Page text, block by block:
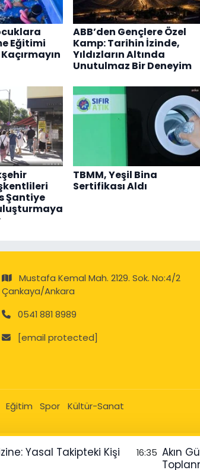
Eğitimi
ABB’den Gençlere Özel
Kamp: Tarihin İzinde,
Yıldızların Altında
Unutulmaz Bir Deneyim
Şantiye
TBMM, Yeşil Bina
Sertifikası Aldı
Mustafa Kemal Mah. 2129. Sok. No:4/2
Çankaya/Ankara
0541 881 8989
[email protected]
Eğitim Spor Kültür-Sanat
Yasal Takipteki Kişi
16:35 Akın